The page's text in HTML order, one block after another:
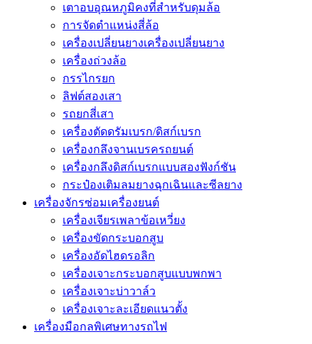
เตาอบอุณหภูมิคงที่สำหรับดุมล้อ
การจัดตำแหน่งสี่ล้อ
เครื่องเปลี่ยนยางเครื่องเปลี่ยนยาง
เครื่องถ่วงล้อ
กรรไกรยก
ลิฟต์สองเสา
รถยกสี่เสา
เครื่องตัดดรัมเบรก/ดิสก์เบรก
เครื่องกลึงจานเบรครถยนต์
เครื่องกลึงดิสก์เบรกแบบสองฟังก์ชัน
กระป๋องเติมลมยางฉุกเฉินและซีลยาง
เครื่องจักรซ่อมเครื่องยนต์
เครื่องเจียรเพลาข้อเหวี่ยง
เครื่องขัดกระบอกสูบ
เครื่องอัดไฮดรอลิก
เครื่องเจาะกระบอกสูบแบบพกพา
เครื่องเจาะบ่าวาล์ว
เครื่องเจาะละเอียดแนวตั้ง
เครื่องมือกลพิเศษทางรถไฟ